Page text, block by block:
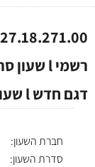
דגם חדש l שעון יד סרטינה לגבר
חברת השעון:
סדרת השעון: